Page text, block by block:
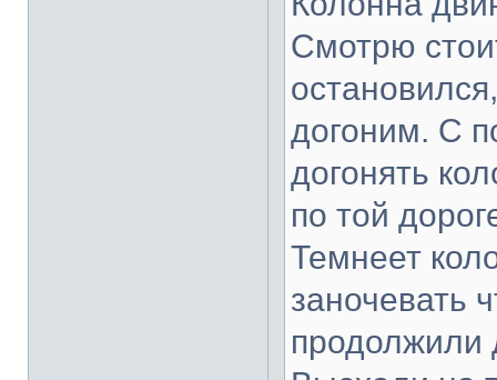
Смотрю
догоним. С
догонять
по той
Темнеет
заночевать
продолжили